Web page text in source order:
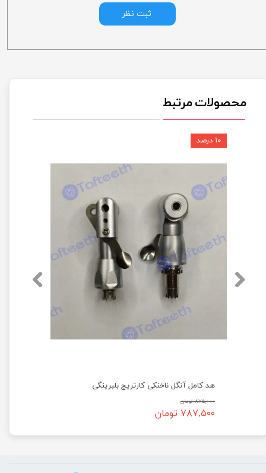
ثبت نظر
محصولات مرتبط
هد کامل آنگل ناخنکی کارتریج بلبرینگی
۸۷۵,۰۰۰ تومان
۷۸۷,۵۰۰ تومان
۱۰ درصد